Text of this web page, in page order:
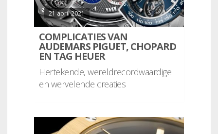
21 april 2021
COMPLICATIES VAN
AUDEMARS PIGUET, CHOPARD
EN TAG HEUER
Hertekende, wereldrecordwaardige
en wervelende creaties